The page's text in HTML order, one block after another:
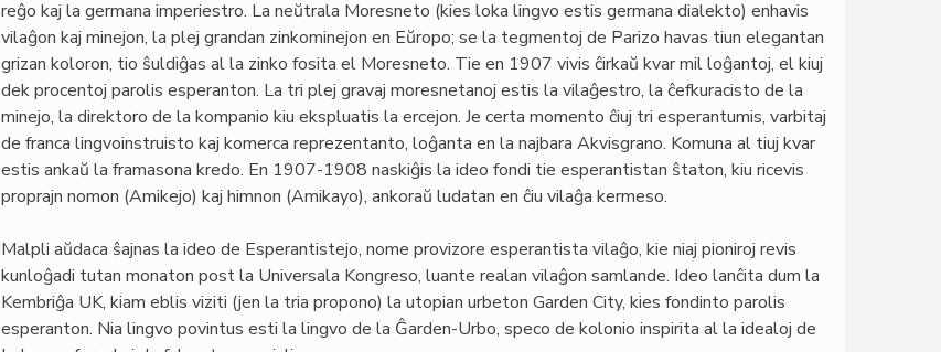
reĝo kaj la germana imperiestro. La neŭtrala Moresneto (kies loka lingvo estis germana dialekto) enhavis
vilaĝon kaj minejon, la plej grandan zinkominejon en Eŭropo; se la tegmentoj de Parizo havas tiun elegantan
grizan koloron, tio ŝuldiĝas al la zinko fosita el Moresneto. Tie en 1907 vivis ĉirkaŭ kvar mil loĝantoj, el kiuj
dek procentoj parolis esperanton. La tri plej gravaj moresnetanoj estis la vilaĝestro, la ĉefkuracisto de la
minejo, la direktoro de la kompanio kiu ekspluatis la ercejon. Je certa momento ĉiuj tri esperantumis, varbitaj
de franca lingvoinstruisto kaj komerca reprezentanto, loĝanta en la najbara Akvisgrano. Komuna al tiuj kvar
estis ankaŭ la framasona kredo. En 1907-1908 naskiĝis la ideo fondi tie esperantistan ŝtaton, kiu ricevis
proprajn nomon (Amikejo) kaj himnon (Amikayo), ankoraŭ ludatan en ĉiu vilaĝa kermeso.
Malpli aŭdaca ŝajnas la ideo de Esperantistejo, nome provizore esperantista vilaĝo, kie niaj pioniroj revis
kunloĝadi tutan monaton post la Universala Kongreso, luante realan vilaĝon samlande. Ideo lanĉita dum la
Kembriĝa UK, kiam eblis viziti (jen la tria propono) la utopian urbeton Garden City, kies fondinto parolis
esperanton. Nia lingvo povintus esti la lingvo de la Ĝarden-Urbo, speco de kolonio inspirita al la idealoj de